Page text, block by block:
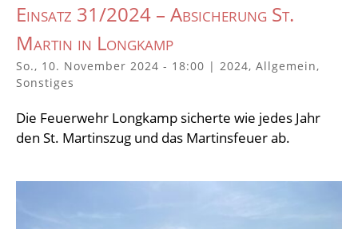
Einsatz 31/2024 – Absicherung St.
Martin in Longkamp
So., 10. November 2024 - 18:00 | 2024, Allgemein,
Sonstiges
Die Feuerwehr Longkamp sicherte wie jedes Jahr
den St. Martinszug und das Martinsfeuer ab.